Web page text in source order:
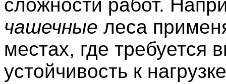
сложности работ.
чашечные леса
местах, где требуется
устойчивость к